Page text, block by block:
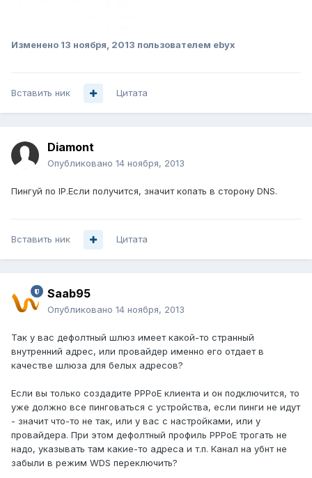
Изменено 13 ноября, 2013 пользователем ebyx
Вставить ник Цитата
Diamont
Опубликовано 14 ноября, 2013
Пингуй по IP.Если получится, значит копать в сторону DNS.
Вставить ник Цитата
Saab95
Опубликовано 14 ноября, 2013
Так у вас дефолтный шлюз имеет какой-то странный
внутренний адрес, или провайдер именно его отдает в
качестве шлюза для белых адресов?
Если вы только создадите PPPoE клиента и он подключится, то
уже должно все пинговаться с устройства, если пинги не идут
- значит что-то не так, или у вас с настройками, или у
провайдера. При этом дефолтный профиль PPPoE трогать не
надо, указывать там какие-то адреса и т.п. Канал на убнт не
забыли в режим WDS переключить?